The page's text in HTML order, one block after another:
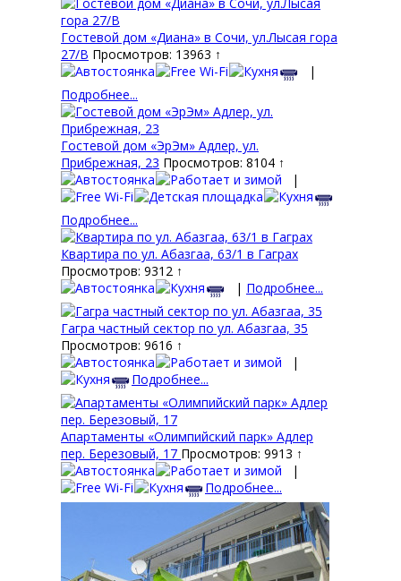
Гостевой дом «Диана» в Сочи, ул.Лысая гора
27/В Просмотров: 13963 ↑
|
Подробнее...
Гостевой дом «ЭрЭм» Адлер, ул.
Прибрежная, 23 Просмотров: 8104 ↑
|
Подробнее...
Квартира по ул. Абазгаа, 63/1 в Гаграх
Просмотров: 9312 ↑
| Подробнее...
Гагра частный сектор по ул. Абазгаа, 35
Просмотров: 9616 ↑
|
Подробнее...
Апартаменты «Олимпийский парк» Адлер
пер. Березовый, 17 Просмотров: 9913 ↑
|
Подробнее...